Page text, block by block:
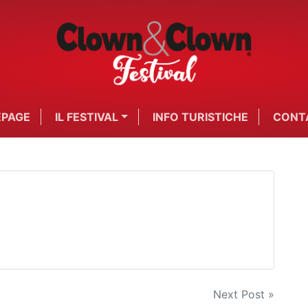
IL FESTIVAL INFO TURISTICHE
Next Post »